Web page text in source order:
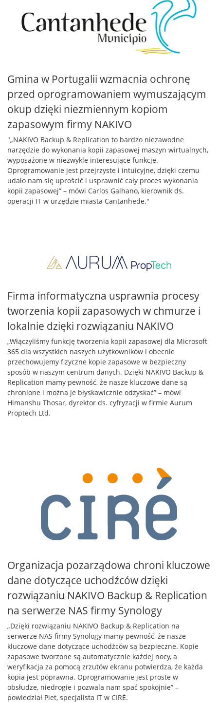
Gmina w Portugalii wzmacnia ochronę
przed oprogramowaniem wymuszającym
okup dzięki niezmiennym kopiom
zapasowym firmy NAKIVO
"„NAKIVO Backup & Replication to bardzo niezawodne
narzędzie do wykonania kopii zapasowej maszyn wirtualnych,
wyposażone w niezwykle interesujące funkcje.
Oprogramowanie jest przejrzyste i intuicyjne, dzięki czemu
udało nam się uprościć i usprawnić cały proces wykonania
kopii zapasowej” – mówi Carlos Galhano, kierownik ds.
operacji IT w urzędzie miasta Cantanhede."
Firma informatyczna usprawnia procesy
tworzenia kopii zapasowych w chmurze i
lokalnie dzięki rozwiązaniu NAKIVO
„Włączyliśmy funkcję tworzenia kopii zapasowej dla Microsoft
365 dla wszystkich naszych użytkowników i obecnie
przechowujemy fizyczne kopie zapasowe w bezpieczny
sposób w naszym centrum danych. Dzięki NAKIVO Backup &
Replication mamy pewność, że nasze kluczowe dane są
chronione i można je błyskawicznie odzyskać” – mówi
Himanshu Thosar, dyrektor ds. cyfryzacji w firmie Aurum
Proptech Ltd.
Organizacja pozarządowa chroni kluczowe
dane dotyczące uchodźców dzięki
rozwiązaniu NAKIVO Backup & Replication
na serwerze NAS firmy Synology
„Dzięki rozwiązaniu NAKIVO Backup & Replication na
serwerze NAS firmy Synology mamy pewność, że nasze
kluczowe dane dotyczące uchodźców są bezpieczne. Kopie
zapasowe tworzone są automatycznie każdej nocy, a
weryfikacja za pomocą zrzutów ekranu potwierdza, że każda
kopia jest poprawna. Oprogramowanie jest proste w
obsłudze, niedrogie i pozwala nam spać spokojnie” –
powiedział Piet, specjalista IT w CIRÉ.